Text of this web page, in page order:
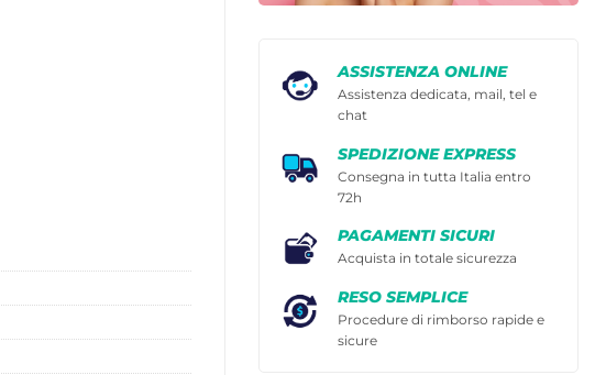
ASSISTENZA ONLINE
Assistenza dedicata, mail, tel e
chat
SPEDIZIONE EXPRESS
Consegna in tutta Italia entro
72h
PAGAMENTI SICURI
Acquista in totale sicurezza
RESO SEMPLICE
Procedure di rimborso rapide e
sicure